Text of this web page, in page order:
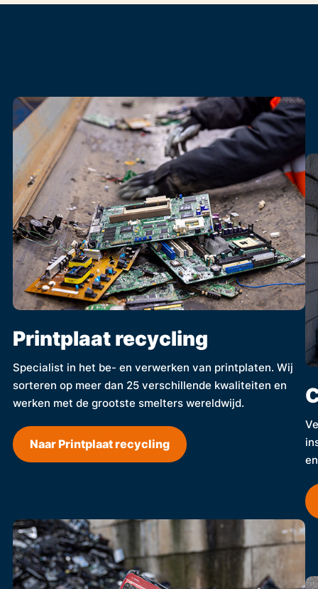
Onze
diensten
voor
elektronica
recycling
Printplaat recycling
Specialist in het be- en verwerken van printplaten. Wij
sorteren op meer dan 25 verschillende kwaliteiten en
werken met de grootste smelters wereldwijd.
Naar Printplaat recycling